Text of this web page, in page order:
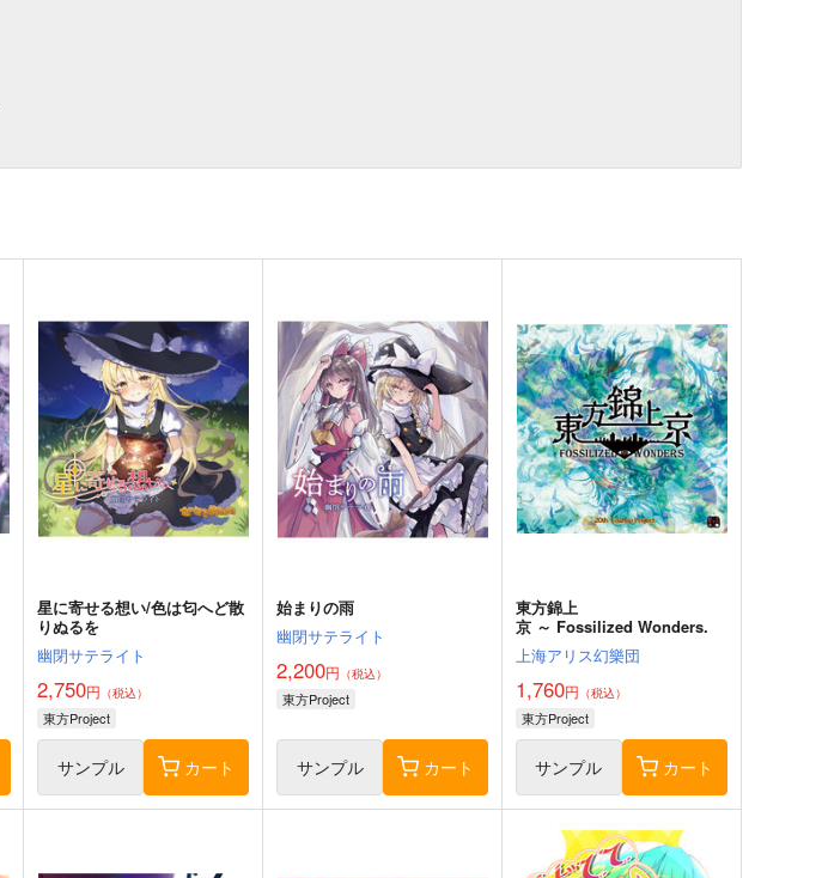
星に寄せる想い/色は匂へど散
りぬるを
幽閉サテライト
2,750円 （税込）
東方Project
サンプル カート
始まりの雨
幽閉サテライト
2,200円 （税込）
東方Project
サンプル カート
東方錦上
京 ～ Fossilized Wonders.
上海アリス幻樂団
1,760円 （税込）
東方Project
サンプル カート